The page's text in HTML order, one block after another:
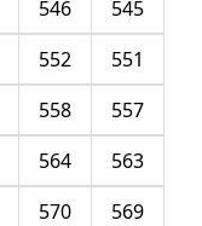
545
546
551
552
557
558
563
564
569
570